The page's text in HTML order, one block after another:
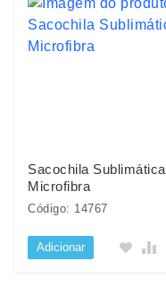
Sacochila Sublimática
Microfibra
Código: 14767
Adicionar